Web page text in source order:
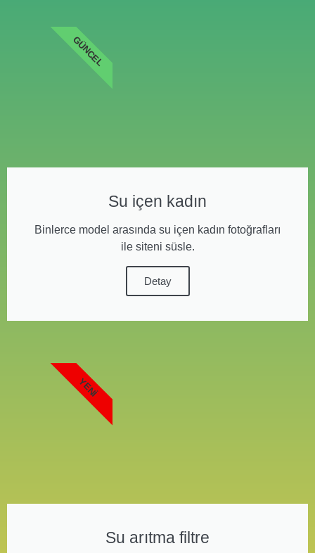
Su içen kadın
Binlerce model arasında su içen kadın fotoğrafları
ile siteni süsle.
Detay
GÜNCEL
Su arıtma filtre
YENI